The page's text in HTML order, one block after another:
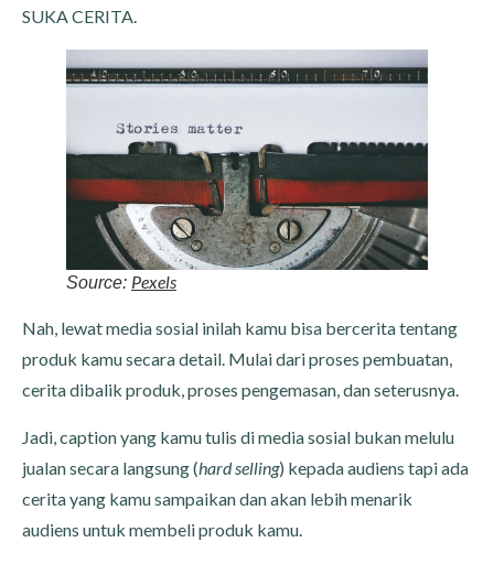
SUKA CERITA.
Source: Pexels
Nah, lewat media sosial inilah kamu bisa bercerita tentang
produk kamu secara detail. Mulai dari proses pembuatan,
cerita dibalik produk, proses pengemasan, dan seterusnya.
Jadi, caption yang kamu tulis di media sosial bukan melulu
jualan secara langsung (hard selling) kepada audiens tapi ada
cerita yang kamu sampaikan dan akan lebih menarik
audiens untuk membeli produk kamu.